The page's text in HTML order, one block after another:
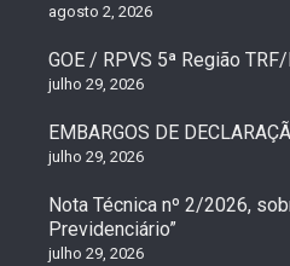
agosto 2, 2026
GOE / RPVS 5ª Região
julho 29, 2026
EMBARGOS DE
julho 29, 2026
Nota Técnica nº 2/2026,
Previdenciário”
julho 29, 2026